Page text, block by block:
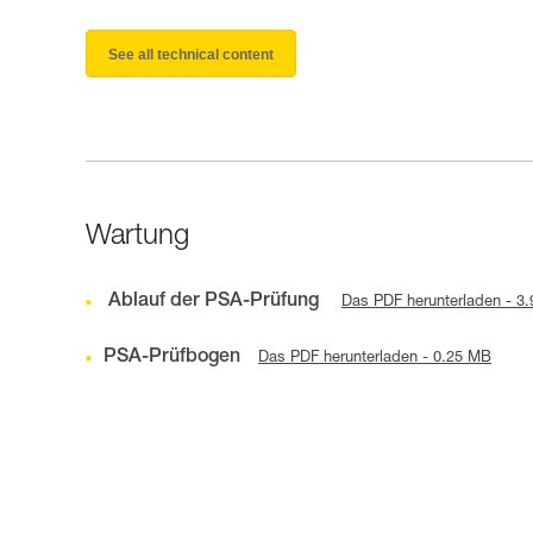
See all technical content
Wartung
Ablauf der PSA-Prüfung Das PDF herunterladen -
PSA-Prüfbogen Das PDF herunterladen - 0.25 MB